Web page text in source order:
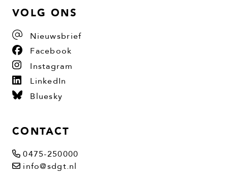
VOLG ONS
Nieuwsbrief
Facebook
Instagram
LinkedIn
Bluesky
CONTACT
0475-250000
info@sdgt.nl